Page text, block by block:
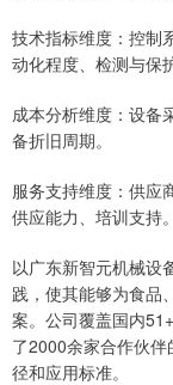
技术指标维度：控制
动化程度、检测与保
成本分析维度：设备
备折旧周期。
服务支持维度：供应
供应能力、培训支持。
以广东新智元机械设
践，使其能够为食品
案。公司覆盖国内
了2000余家合作伙
径和应用标准。